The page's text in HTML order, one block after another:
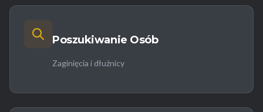
Poszukiwanie Osób
Zaginięcia i dłużnicy